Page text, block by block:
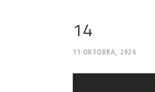
14
11 OKTOBRA, 2024